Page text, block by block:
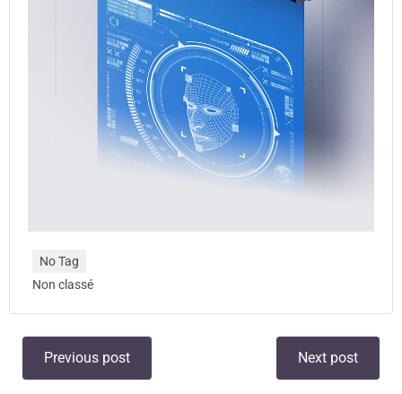
No Tag
Non classé
Previous post Next post